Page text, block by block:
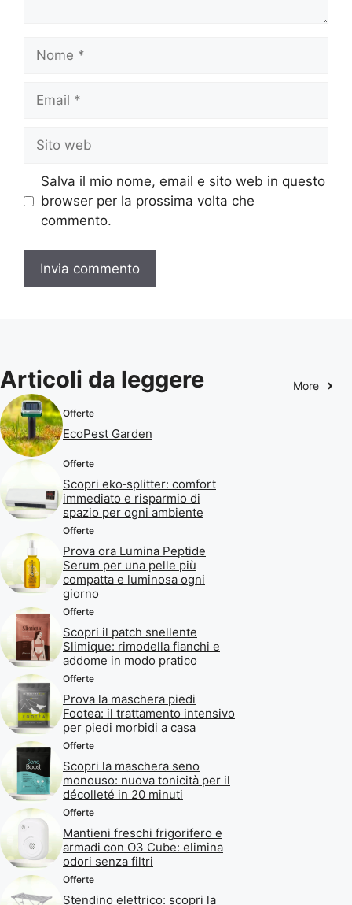
web
Salva il mio nome, email e sito web in questo
browser per la prossima volta che
commento.
Articoli da leggere More
Offerte
EcoPest Garden
Offerte
Scopri eko‑splitter: comfort
immediato e risparmio di
spazio per ogni ambiente
Offerte
Prova ora Lumina Peptide
Serum per una pelle più
compatta e luminosa ogni
giorno
Offerte
Scopri il patch snellente
Slimique: rimodella fianchi e
addome in modo pratico
Offerte
Prova la maschera piedi
Footea: il trattamento intensivo
per piedi morbidi a casa
Offerte
Scopri la maschera seno
monouso: nuova tonicità per il
décolleté in 20 minuti
Offerte
Mantieni freschi frigorifero e
armadi con O3 Cube: elimina
odori senza filtri
Offerte
Stendino elettrico: scopri la